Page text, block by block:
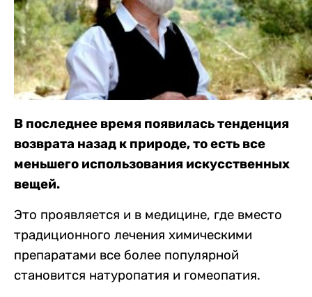
В последнее время появилась тенденция
возврата назад к природе, то есть все
меньшего использования искусственных
вещей.
Это проявляется и в медицине, где вместо
традиционного лечения химическими
препаратами все более популярной
становится натуропатия и гомеопатия.